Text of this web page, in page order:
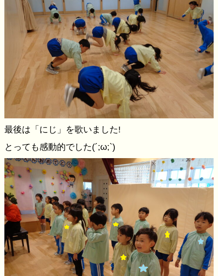
最後は「にじ」を歌いました!
とっても感動的でした(´;ω;`)